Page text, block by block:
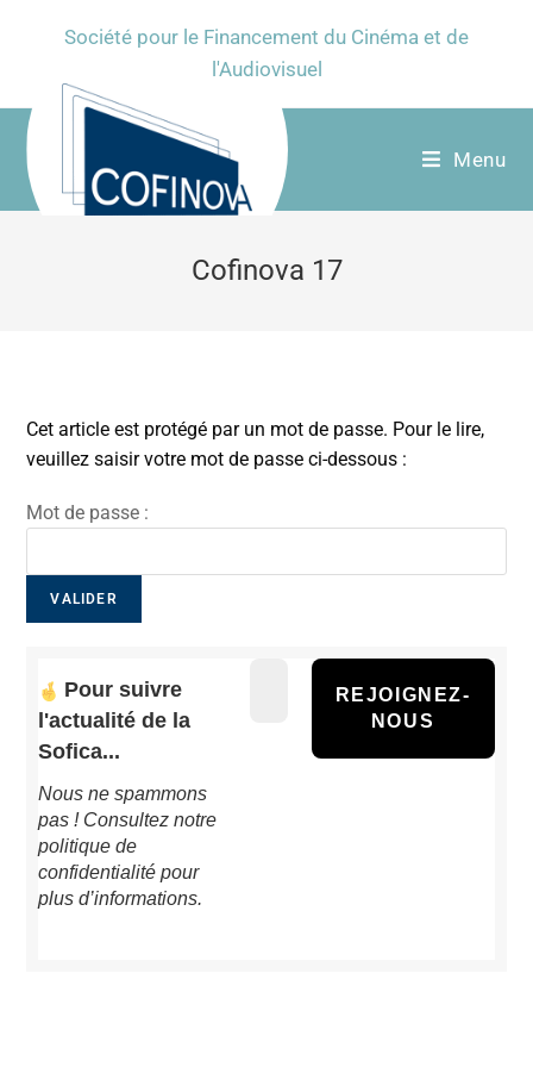
Société pour le Financement du Cinéma et de
l'Audiovisuel
Menu
Cofinova 17
Cet article est protégé par un mot de passe. Pour le lire,
veuillez saisir votre mot de passe ci-dessous :
Mot de passe :
Pour suivre
l'actualité de la
Sofica...
Nous ne spammons
pas ! Consultez notre
politique de
confidentialité pour
plus d’informations.